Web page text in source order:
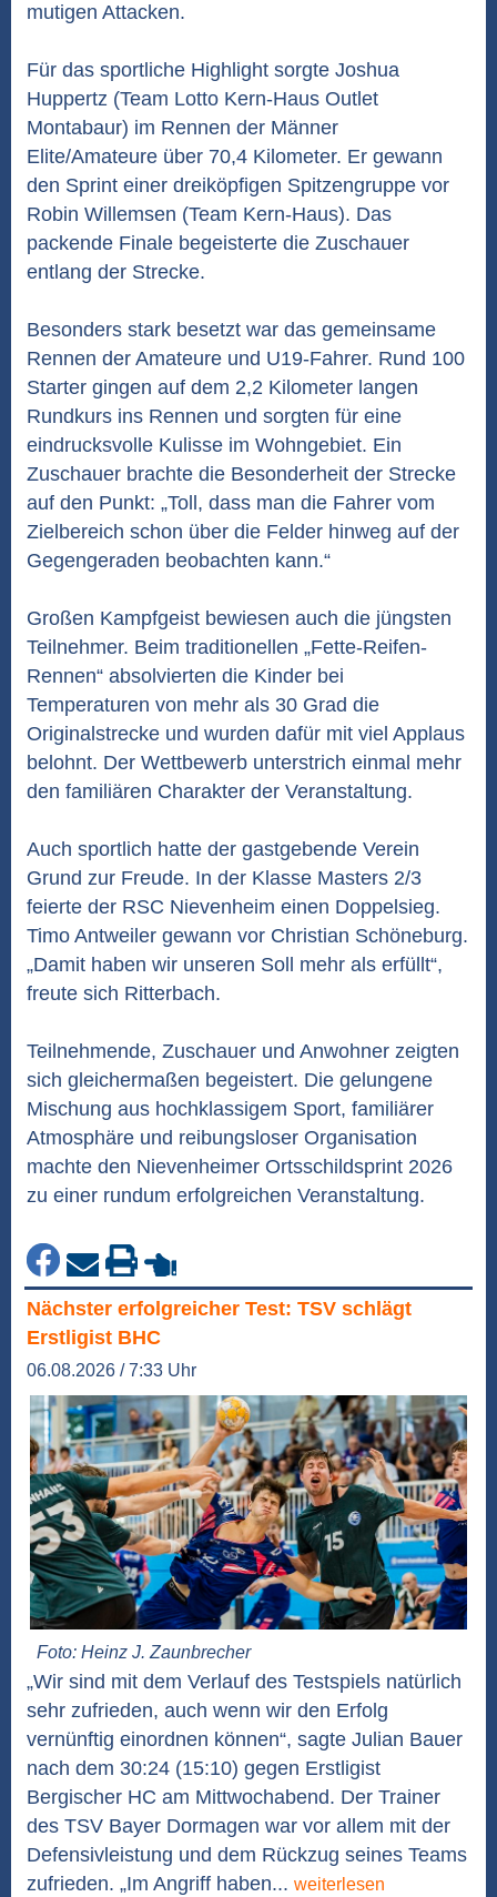
mutigen Attacken.
Für das sportliche Highlight sorgte Joshua
Huppertz (Team Lotto Kern-Haus Outlet
Montabaur) im Rennen der Männer
Elite/Amateure über 70,4 Kilometer. Er gewann
den Sprint einer dreiköpfigen Spitzengruppe vor
Robin Willemsen (Team Kern-Haus). Das
packende Finale begeisterte die Zuschauer
entlang der Strecke.
Besonders stark besetzt war das gemeinsame
Rennen der Amateure und U19-Fahrer. Rund 100
Starter gingen auf dem 2,2 Kilometer langen
Rundkurs ins Rennen und sorgten für eine
eindrucksvolle Kulisse im Wohngebiet. Ein
Zuschauer brachte die Besonderheit der Strecke
auf den Punkt: „Toll, dass man die Fahrer vom
Zielbereich schon über die Felder hinweg auf der
Gegengeraden beobachten kann.“
Großen Kampfgeist bewiesen auch die jüngsten
Teilnehmer. Beim traditionellen „Fette-Reifen-
Rennen“ absolvierten die Kinder bei
Temperaturen von mehr als 30 Grad die
Originalstrecke und wurden dafür mit viel Applaus
belohnt. Der Wettbewerb unterstrich einmal mehr
den familiären Charakter der Veranstaltung.
Auch sportlich hatte der gastgebende Verein
Grund zur Freude. In der Klasse Masters 2/3
feierte der RSC Nievenheim einen Doppelsieg.
Timo Antweiler gewann vor Christian Schöneburg.
„Damit haben wir unseren Soll mehr als erfüllt“,
freute sich Ritterbach.
Teilnehmende, Zuschauer und Anwohner zeigten
sich gleichermaßen begeistert. Die gelungene
Mischung aus hochklassigem Sport, familiärer
Atmosphäre und reibungsloser Organisation
machte den Nievenheimer Ortsschildsprint 2026
zu einer rundum erfolgreichen Veranstaltung.
Nächster erfolgreicher Test: TSV schlägt
Erstligist BHC
06.08.2026 / 7:33 Uhr
Foto: Heinz J. Zaunbrecher
„Wir sind mit dem Verlauf des Testspiels natürlich
sehr zufrieden, auch wenn wir den Erfolg
vernünftig einordnen können“, sagte Julian Bauer
nach dem 30:24 (15:10) gegen Erstligist
Bergischer HC am Mittwochabend. Der Trainer
des TSV Bayer Dormagen war vor allem mit der
Defensivleistung und dem Rückzug seines Teams
zufrieden. „Im Angriff haben... weiterlesen